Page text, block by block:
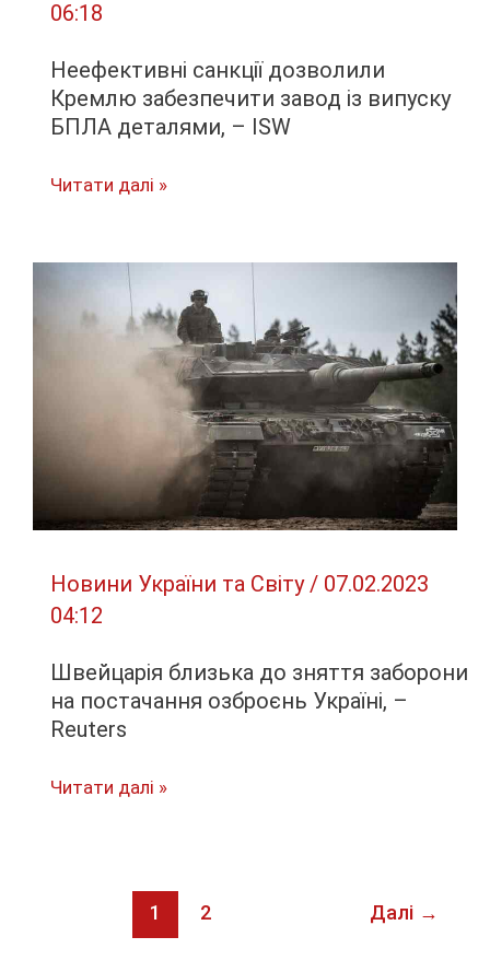
06:18
Неефективні санкції дозволили
Кремлю забезпечити завод із випуску
БПЛА деталями, – ISW
Неефективні
забезпечити
деталями,
ISW
Читати далі »
Новини України та Світу/ 07.02.2023
04:12
Швейцарія близька до зняття заборони
на постачання озброєнь Україні, –
Reuters
Швейцарія
Читати далі »
1 2 Далі →